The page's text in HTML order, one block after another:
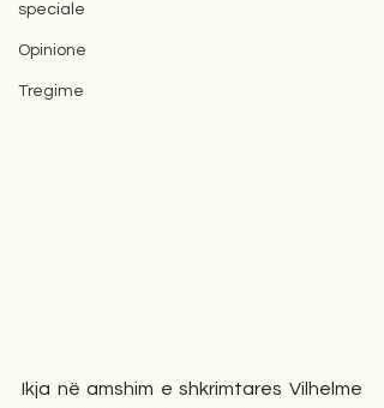
speciale
Opinione
Tregime
Ikja në amshim e shkrimtares Vilhelme